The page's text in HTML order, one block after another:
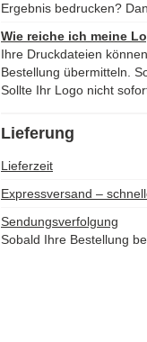
Ergebnis bedrucken?
Wie reiche ich meine
Ihre Druckdateien
Bestellung übermitteln.
Sollte Ihr Logo nicht
Lieferung
Lieferzeit
Expressversand –
Sendungsverfolgung
Sobald Ihre Bestellung